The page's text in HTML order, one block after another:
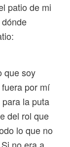
patio de mi
que soy
por mí
la puta
del rol que
lo que no